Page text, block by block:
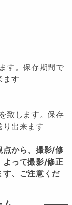
す。保存期間で
ます
致します。保存
り出来ます
点から、撮影/修
よって撮影/修正
す、ご注意くだ